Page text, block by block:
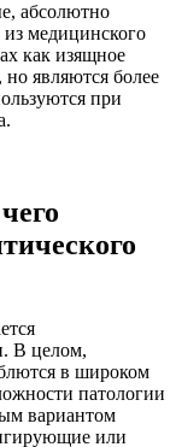
абсолютно
медицинского
как изящное
являются более
при
В целом,
в широком
патологии
вариантом
или